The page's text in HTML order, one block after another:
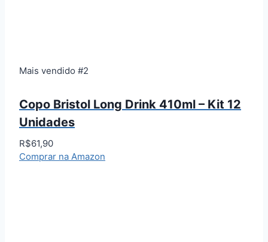
Mais vendido #2
Copo Bristol Long Drink 410ml – Kit 12
Unidades
R$61,90
Comprar na Amazon